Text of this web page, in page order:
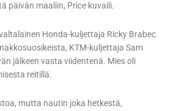
päivän maaliin, Price kuvaili.
Honda-kuljettaja Ricky Brabec
KTM-kuljettaja Sam
jälkeen vasta viidentenä. Mies oli
reitillä.
mutta nautin joka hetkestä,